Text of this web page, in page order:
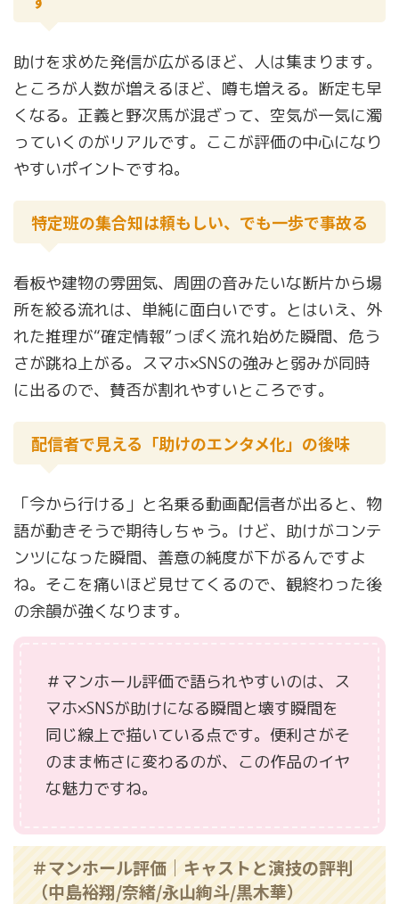
助けを求めた発信が広がるほど、人は集まります。
ところが人数が増えるほど、噂も増える。断定も早
くなる。正義と野次馬が混ざって、空気が一気に濁
っていくのがリアルです。ここが評価の中心になり
やすいポイントですね。
特定班の集合知は頼もしい、でも一歩で事故る
看板や建物の雰囲気、周囲の音みたいな断片から場
所を絞る流れは、単純に面白いです。とはいえ、外
れた推理が“確定情報”っぽく流れ始めた瞬間、危う
さが跳ね上がる。スマホ×SNSの強みと弱みが同時
に出るので、賛否が割れやすいところです。
配信者で見える「助けのエンタメ化」の後味
「今から行ける」と名乗る動画配信者が出ると、物
語が動きそうで期待しちゃう。けど、助けがコンテ
ンツになった瞬間、善意の純度が下がるんですよ
ね。そこを痛いほど見せてくるので、観終わった後
の余韻が強くなります。
＃マンホール評価で語られやすいのは、ス
マホ×SNSが助けになる瞬間と壊す瞬間を
同じ線上で描いている点です。便利さがそ
のまま怖さに変わるのが、この作品のイヤ
な魅力ですね。
＃マンホール評価｜キャストと演技の評判
（中島裕翔/奈緒/永山絢斗/黒木華）